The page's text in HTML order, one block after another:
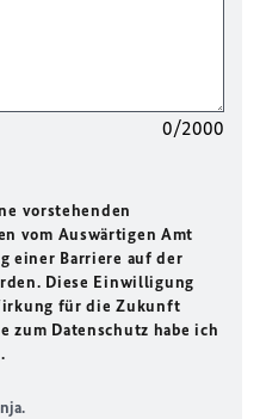
0/2000
vorstehenden
vom Auswärtigen Amt
einer Barriere auf der
Diese Einwilligung
für die Zukunft
zum Datenschutz habe ich